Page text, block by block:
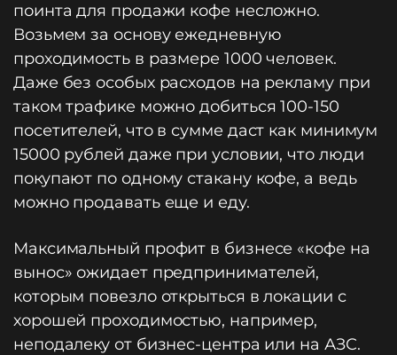
поинта для продажи кофе несложно.
Возьмем за основу ежедневную
проходимость в размере 1000 человек.
Даже без особых расходов на рекламу при
таком трафике можно добиться 100-150
посетителей, что в сумме даст как минимум
15000 рублей даже при условии, что люди
покупают по одному стакану кофе, а ведь
можно продавать еще и еду.
Максимальный профит в бизнесе «кофе на
вынос» ожидает предпринимателей,
которым повезло открыться в локации с
хорошей проходимостью, например,
неподалеку от бизнес-центра или на АЗС.